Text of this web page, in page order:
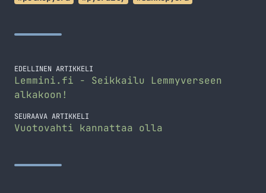
EDELLINEN ARTIKKELI
Lemmini.fi - Seikkailu Lemmyverseen
alkakoon!
SEURAAVA ARTIKKELI
Vuotovahti kannattaa olla